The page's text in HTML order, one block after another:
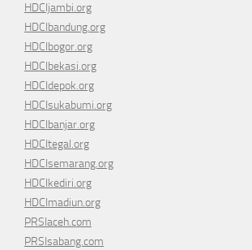
HDCIjambi.org
HDCIbandung.org
HDCIbogor.org
HDCIbekasi.org
HDCIdepok.org
HDCIsukabumi.org
HDCIbanjar.org
HDCItegal.org
HDCIsemarang.org
HDCIkediri.org
HDCImadiun.org
PRSIaceh.com
PRSIsabang.com